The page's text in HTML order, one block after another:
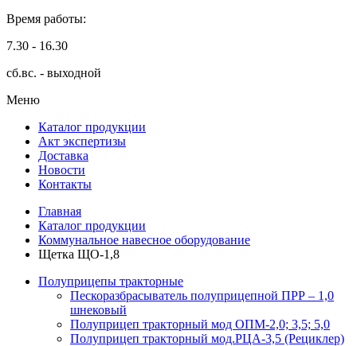
Время работы:
7.30 - 16.30
сб.вс. - выходной
Меню
Каталог продукции
Акт экспертизы
Доставка
Новости
Контакты
Главная
Каталог продукции
Коммунальное навесное оборудование
Щетка ЩО-1,8
Полуприцепы тракторные
Пескоразбрасыватель полуприцепной ПРР – 1,0
шнековый
Полуприцеп тракторный мод ОПМ-2,0; 3,5; 5,0
Полуприцеп тракторный мод.РЦА-3,5 (Рециклер)